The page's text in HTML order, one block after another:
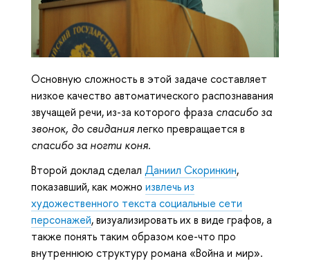
Основную сложность в этой задаче составляет
низкое качество автоматического распознавания
звучащей речи, из-за которого фраза спасибо за
звонок, до свиданиялегко превращается в
спасибо за ногти коня.
Второй доклад сделал Даниил Скоринкин,
показавший, как можно извлечь из
художественного текста социальные сети
персонажей, визуализировать их в виде графов, а
также понять таким образом кое-что про
внутреннюю структуру романа «Война и мир».